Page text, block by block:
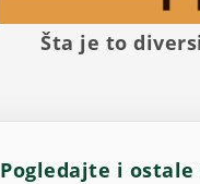
Šta je to
Pogledajte i